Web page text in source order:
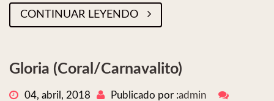
CONTINUAR LEYENDO
Gloria (Coral/Carnavalito)
04, abril, 2018 Publicado por :admin